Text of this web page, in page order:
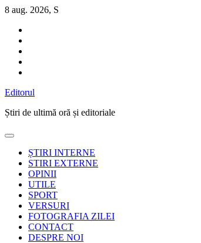
Sari
conținut
8 aug. 2026, S
Editorul
Știri de ultimă oră și editoriale
ȘTIRI INTERNE
STIRI EXTERNE
OPINII
UTILE
SPORT
VERSURI
FOTOGRAFIA ZILEI
CONTACT
DESPRE NOI